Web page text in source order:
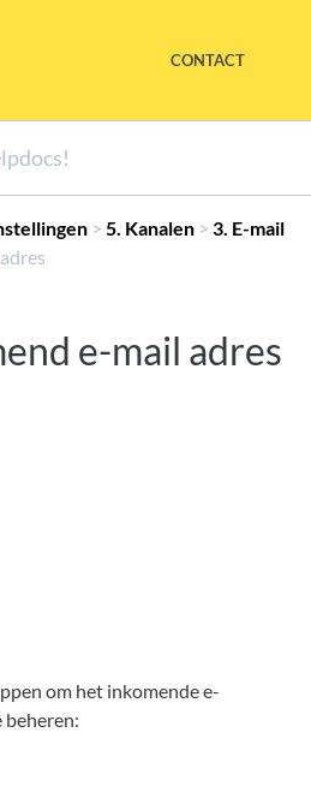
CONTACT
​ > ​​5. Kanalen ​ > ​​3. E-mail
e-mail adres
om het inkomende e-
beheren: